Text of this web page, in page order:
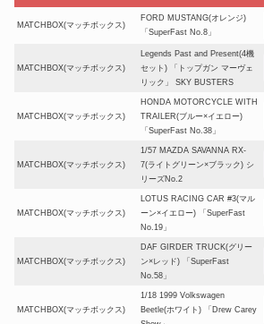
MATCHBOX(マッチボックス)
FORD MUSTANG(オレンジ)
「SuperFast No.8」
MATCHBOX(マッチボックス)
Legends Past and Present(4機
セット) 「トップガン マーヴェ
リック」 SKY BUSTERS
MATCHBOX(マッチボックス)
HONDA MOTORCYCLE WITH
TRAILER(ブルー×イエロー)
「SuperFast No.38」
MATCHBOX(マッチボックス)
1/57 MAZDA SAVANNA RX-
7(ライトグリーン×ブラック) シ
リーズNo.2
MATCHBOX(マッチボックス)
LOTUS RACING CAR #3(マル
ーン×イエロー) 「SuperFast
No.19」
MATCHBOX(マッチボックス)
DAF GIRDER TRUCK(グリー
ン×レッド) 「SuperFast
No.58」
MATCHBOX(マッチボックス)
1/18 1999 Volkswagen
Beetle(ホワイト) 「Drew Carey